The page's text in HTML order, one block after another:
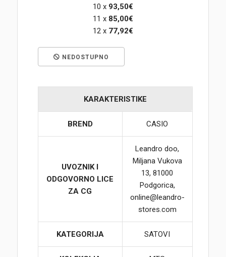
10 x 93,50€
11 x 85,00€
12 x 77,92€
NEDOSTUPNO
KARAKTERISTIKE
BREND CASIO
UVOZNIK I
ODGOVORNO LICE
ZA CG
Leandro doo,
Miljana Vukova
13, 81000
Podgorica,
online@leandro-
stores.com
KATEGORIJA SATOVI